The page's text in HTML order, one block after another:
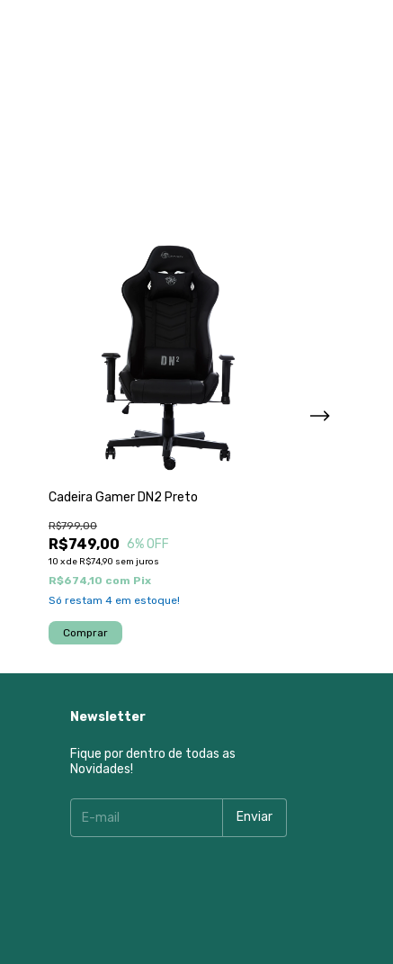
Cadeira Gamer DN2 Preto
R$749,00
R$799,00
6% OFF
10 xde R$74,90 sem juros
R$674,10 com Pix
Só restam 4 em estoque!
Newsletter
Fique por dentro de todas as
Novidades!